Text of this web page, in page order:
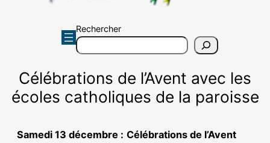
Rechercher
Célébrations de l’Avent avec les
écoles catholiques de la paroisse
Samedi 13 décembre : Célébrations de l’Avent